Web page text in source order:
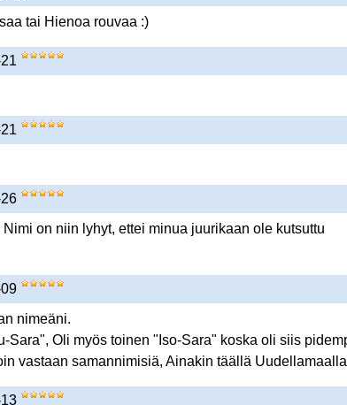
tai Hienoa rouvaa :)
on niin lyhyt, ettei minua juurikaan ole kutsuttu
nimeäni.
Sara", Oli myös toinen "Iso-Sara" koska oli siis
vastaan samannimisiä, Ainakin täällä